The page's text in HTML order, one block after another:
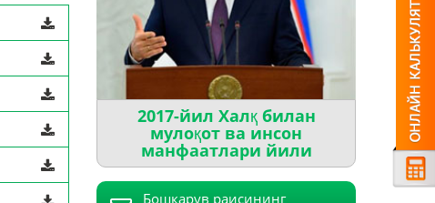
2017-йил Халқ билан
мулоқот ва инсон
манфаатлари йили
Бошқарув раисининг